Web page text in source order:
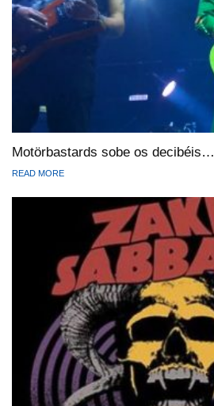
Motörbastards sobe os decibéis…
READ MORE